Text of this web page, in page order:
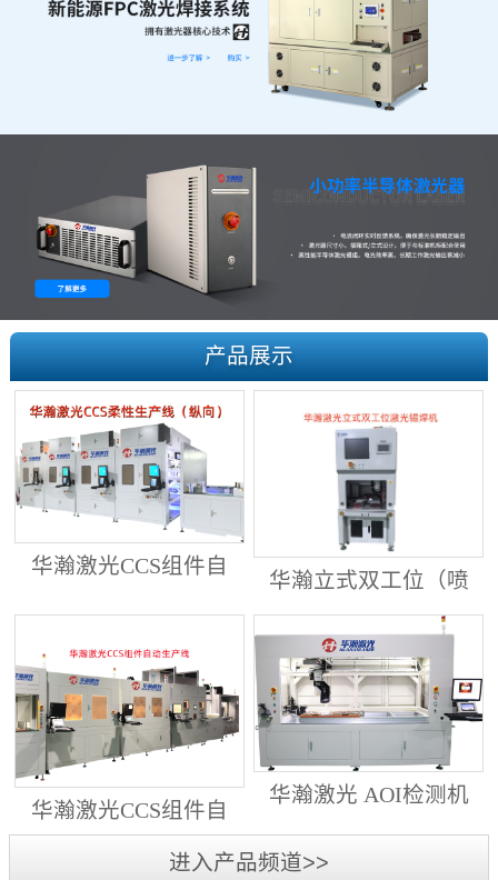
产品展示
华瀚激光CCS组件自
动生产线（纵向线）
华瀚立式双工位（喷
射锡膏）激光焊锡机
华瀚激光CCS组件自
动生产线（横向线）
华瀚激光 AOI检测机
（型号HA18DM6)
进入产品频道>>